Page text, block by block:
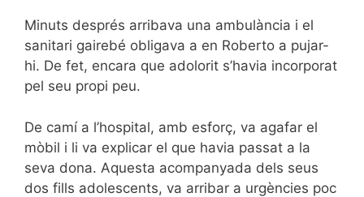
Minuts després arribava una ambulància i el
sanitari gairebé obligava a en Roberto a pujar-
hi. De fet, encara que adolorit s’havia incorporat
pel seu propi peu.
De camí a l’hospital, amb esforç, va agafar el
mòbil i li va explicar el que havia passat a la
seva dona. Aquesta acompanyada dels seus
dos fills adolescents, va arribar a urgències poc